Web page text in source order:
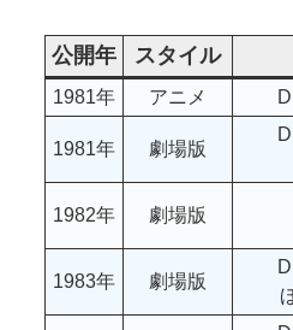
公開年 スタイル
1981年 アニメ
1981年 劇場版
1982年 劇場版
1983年 劇場版